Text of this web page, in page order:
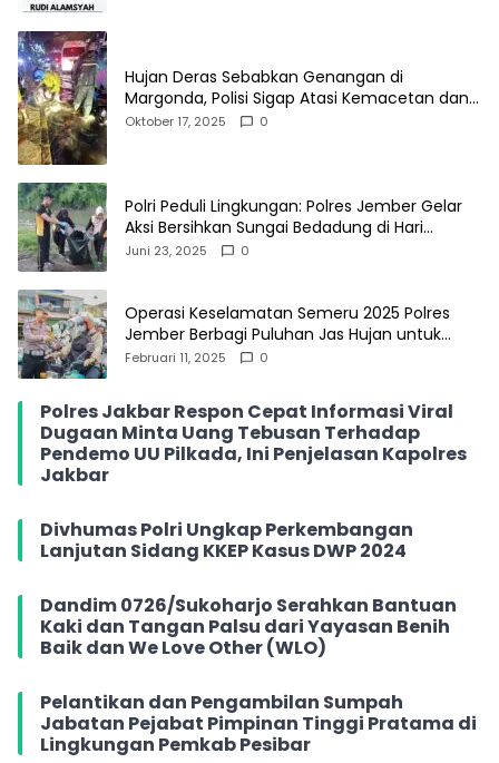
Hujan Deras Sebabkan Genangan di
Margonda, Polisi Sigap Atasi Kemacetan dan
Bantu Pengendara
Oktober 17, 2025 0
Polri Peduli Lingkungan: Polres Jember Gelar
Aksi Bersihkan Sungai Bedadung di Hari
Bhayangkara ke-79
Juni 23, 2025 0
Operasi Keselamatan Semeru 2025 Polres
Jember Berbagi Puluhan Jas Hujan untuk
Pengendara Roda Dua
Februari 11, 2025 0
Polres Jakbar Respon Cepat Informasi Viral
Dugaan Minta Uang Tebusan Terhadap
Pendemo UU Pilkada, Ini Penjelasan Kapolres
Jakbar
Divhumas Polri Ungkap Perkembangan
Lanjutan Sidang KKEP Kasus DWP 2024
Dandim 0726/Sukoharjo Serahkan Bantuan
Kaki dan Tangan Palsu dari Yayasan Benih
Baik dan We Love Other (WLO)
Pelantikan dan Pengambilan Sumpah
Jabatan Pejabat Pimpinan Tinggi Pratama di
Lingkungan Pemkab Pesibar